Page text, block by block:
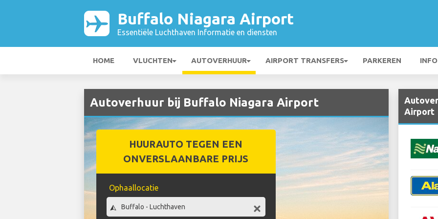
Buffalo Niagara Airport
Essentiële Luchthaven Informatie en diensten
HOME VLUCHTEN AUTOVERHUUR AIRPORT TRANSFERS PARKEREN
Autoverhuur bij Buffalo Niagara Airport
HUURAUTO TEGEN EEN
ONVERSLAANBARE PRIJS
Ophaallocatie
Airport